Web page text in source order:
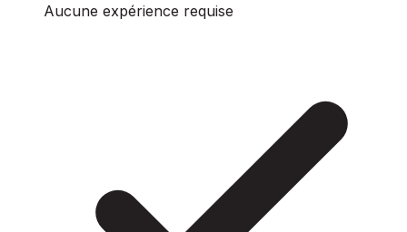
Aucune expérience requise